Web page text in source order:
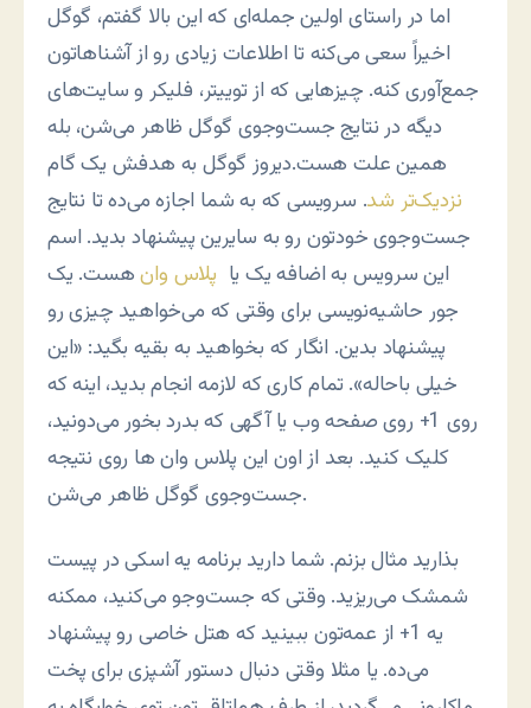
اما در راستای اولین جمله‌ای که این بالا گفتم، گوگل
اخیراً سعی می‌کنه تا اطلاعات زیادی رو از آشناهاتون
جمع‌آوری کنه. چیزهایی که از توییتر، فلیکر و سایت‌های
دیگه در نتایج جست‌وجوی گوگل ظاهر می‌شن، بله
همین علت هست.دیروز گوگل به هدفش یک گام
نزدیک‌تر شد. سرویسی که به شما اجازه می‌ده تا نتایج
جست‌وجوی خودتون رو به سایرین پیشنهاد بدید. اسم
این سرویس به اضافه یک یا پلاس وانهست. یک
جور حاشیه‌نویسی برای وقتی که می‌خواهید چیزی رو
پیشنهاد بدین. انگار که بخواهید به بقیه بگید: «این
خیلی باحاله». تمام کاری که لازمه انجام بدید، اینه که
روی 1+ روی صفحه وب یا آگهی که بدرد بخور می‌دونید،
کلیک کنید. بعد از اون این پلاس وان ها روی نتیجه
جست‌وجوی گوگل ظاهر می‌شن.
بذارید مثال بزنم. شما دارید برنامه یه اسکی در پیست
شمشک می‌ریزید. وقتی که جست‌وجو می‌کنید، ممکنه
یه 1+ از عمه‌تون ببینید که هتل خاصی رو پیشنهاد
می‌ده. یا مثلا وقتی دنبال دستور آشپزی برای پخت